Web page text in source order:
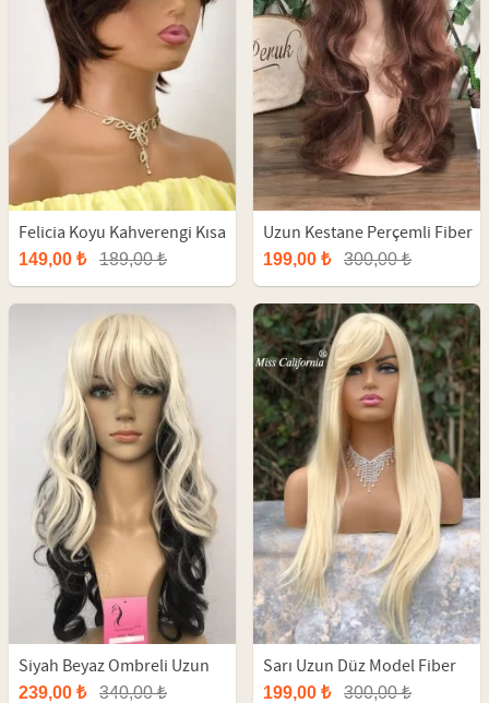
Felicia Koyu Kahverengi Kısa
Fiber Sentetik Peruk
149,00 ₺ 189,00 ₺
Uzun Kestane Perçemli Fiber
Peruk
199,00 ₺ 300,00 ₺
Siyah Beyaz Ombreli Uzun
Fiber Peruk
239,00 ₺ 340,00 ₺
Sarı Uzun Düz Model Fiber
Peruk
199,00 ₺ 300,00 ₺